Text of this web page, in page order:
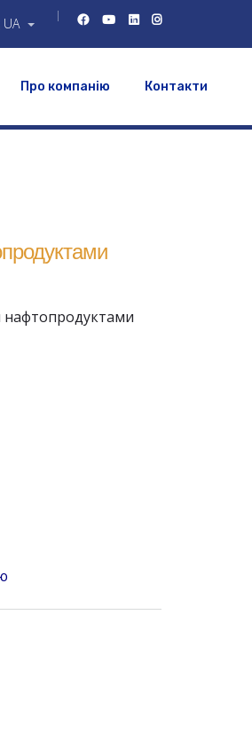
UA
Про компанію Контакти
нафтопродуктами